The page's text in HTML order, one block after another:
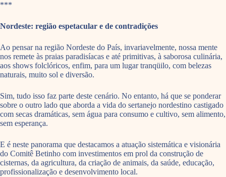
***
Nordeste: região espetacular e de contradições
Ao pensar na região Nordeste do País, invariavelmente, nossa mente
nos remete às praias paradisíacas e até primitivas, à saborosa culinária,
aos shows folclóricos, enfim, para um lugar tranqüilo, com belezas
naturais, muito sol e diversão.
Sim, tudo isso faz parte deste cenário. No entanto, há que se ponderar
sobre o outro lado que aborda a vida do sertanejo nordestino castigado
com secas dramáticas, sem água para consumo e cultivo, sem alimento,
sem esperança.
E é neste panorama que destacamos a atuação sistemática e visionária
do Comitê Betinho com investimentos em prol da construção de
cisternas, da agricultura, da criação de animais, da saúde, educação,
profissionalização e desenvolvimento local.